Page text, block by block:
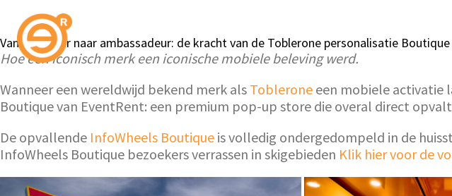
Van bezoeker naar ambassadeur: de kracht van de Toblerone personalisatie Boutique
Hoe een iconisch merk een iconische mobiele beleving werd.
Wanneer een wereldwijd bekend merk als Toblerone een mobiele activatie
Boutique van EventRent: een premium pop-up store die overal direct
De opvallende InfoWheels Boutique is volledig ondergedompeld in de
InfoWheels Boutique bezoekers verrassen in skigebieden Klik hier voor de